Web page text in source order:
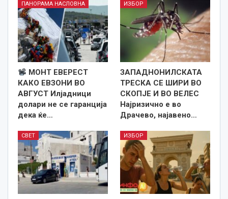
ПАНОРАМА НАСЛОВНА
МОНТ ЕВЕРЕСТ
КАКО ЕВЗОНИ ВО
АВГУСТ Илјадници
долари не се гаранција
дека ќе…
ИЗБОР
ЗАПАДНОНИЛСКАТА
ТРЕСКА СЕ ШИРИ ВО
СКОПЈЕ И ВО ВЕЛЕС
Најризично е во
Драчево, најавено…
СВЕТ ИЗБОР